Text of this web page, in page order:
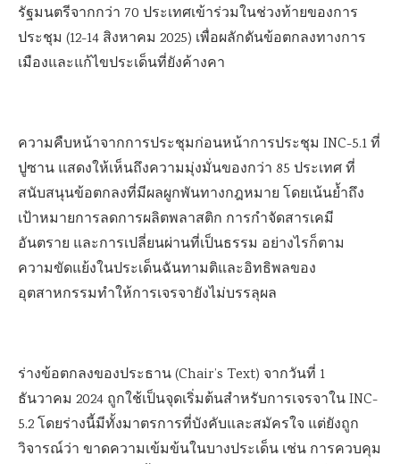
รัฐมนตรีจากกว่า 70 ประเทศเข้าร่วมในช่วงท้ายของการ
ประชุม (12-14 สิงหาคม 2025) เพื่อผลักดันข้อตกลงทางการ
เมืองและแก้ไขประเด็นที่ยังค้างคา
ความคืบหน้าจากการประชุมก่อนหน้าการประชุม INC-5.1 ที่
ปูซาน แสดงให้เห็นถึงความมุ่งมั่นของกว่า 85 ประเทศ ที่
สนับสนุนข้อตกลงที่มีผลผูกพันทางกฎหมาย โดยเน้นย้ำถึง
เป้าหมายการลดการผลิตพลาสติก การกำจัดสารเคมี
อันตราย และการเปลี่ยนผ่านที่เป็นธรรม อย่างไรก็ตาม
ความขัดแย้งในประเด็นฉันทามติและอิทธิพลของ
อุตสาหกรรมทำให้การเจรจายังไม่บรรลุผล
ร่างข้อตกลงของประธาน (Chair’s Text) จากวันที่ 1
ธันวาคม 2024 ถูกใช้เป็นจุดเริ่มต้นสำหรับการเจรจาใน INC-
5.2 โดยร่างนี้มีทั้งมาตรการที่บังคับและสมัครใจ แต่ยังถูก
วิจารณ์ว่า ขาดความเข้มข้นในบางประเด็น เช่น การควบคุม